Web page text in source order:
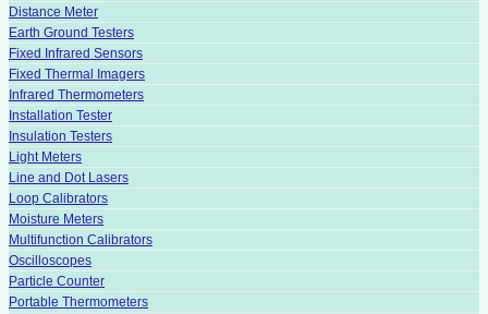
Distance Meter
Earth Ground Testers
Fixed Infrared Sensors
Fixed Thermal Imagers
Infrared Thermometers
Installation Tester
Insulation Testers
Light Meters
Line and Dot Lasers
Loop Calibrators
Moisture Meters
Multifunction Calibrators
Oscilloscopes
Particle Counter
Portable Thermometers